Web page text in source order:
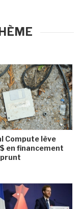
Compute lève
en financement